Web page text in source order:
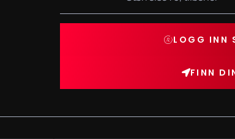
LOGG INN
FINN